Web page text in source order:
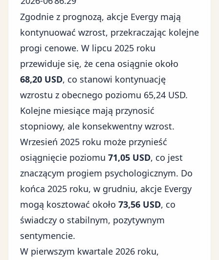
Zgodnie z prognozą, akcje Evergy mają
kontynuować wzrost, przekraczając kolejne
progi cenowe. W lipcu 2025 roku
przewiduje się, że cena osiągnie około
68,20 USD, co stanowi kontynuację
wzrostu z obecnego poziomu 65,24 USD.
Kolejne miesiące mają przynosić
stopniowy, ale konsekwentny wzrost.
Wrzesień 2025 roku może przynieść
osiągnięcie poziomu 71,05 USD, co jest
znaczącym progiem psychologicznym. Do
końca 2025 roku, w grudniu, akcje Evergy
mogą kosztować około 73,56 USD, co
świadczy o stabilnym, pozytywnym
sentymencie.
W pierwszym kwartale 2026 roku,